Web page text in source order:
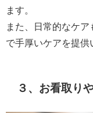
ます。
また、日常的なケ
で手厚いケアを提供
３、お看取り